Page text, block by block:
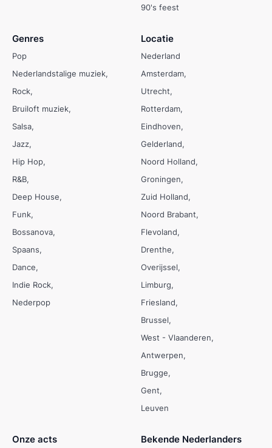
90's feest
Genres
Pop
Nederlandstalige muziek
Rock
Bruiloft muziek
Salsa
Jazz
Hip Hop
R&B
Deep House
Funk
Bossanova
Spaans
Dance
Indie Rock
Nederpop
Locatie
Nederland
Amsterdam
Utrecht
Rotterdam
Eindhoven
Gelderland
Noord Holland
Groningen
Zuid Holland
Noord Brabant
Flevoland
Drenthe
Overijssel
Limburg
Friesland
Brussel
West - Vlaanderen
Antwerpen
Brugge
Gent
Leuven
Onze acts Bekende Nederlanders